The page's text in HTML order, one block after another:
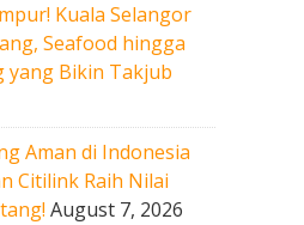
Kuala Selangor
Seafood hingga
yang Bikin Takjub
Aman di Indonesia
Citilink Raih Nilai
August 7, 2026